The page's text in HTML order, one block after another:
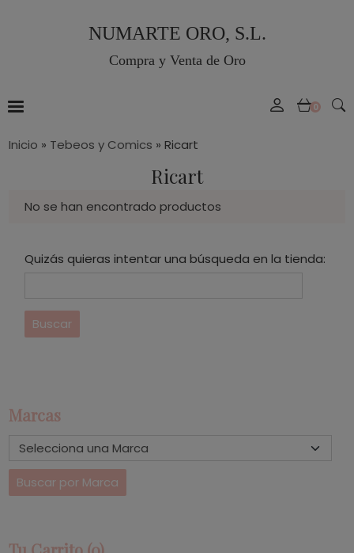
NUMARTE ORO, S.L.
Compra y Venta de Oro
0
Marcas
Inicio » Tebeos y Comics » Ricart
Ricart
No se han encontrado productos
Quizás quieras intentar una búsqueda en la tienda: